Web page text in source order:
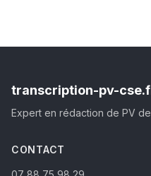
transcription-pv-
Expert en rédaction de PV
CONTACT